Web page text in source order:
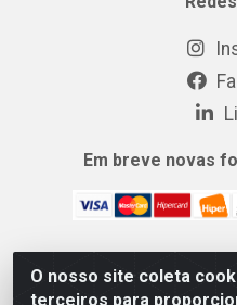
O nosso site coleta
terceiros para
Em breve novas
MIX CERTO DISTRIBUIDORA